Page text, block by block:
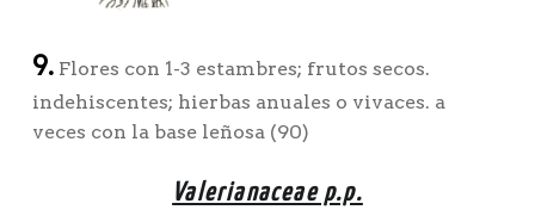
9.Flores con 1-3 estambres; frutos secos.
indehiscentes; hierbas anuales o vivaces. a
veces con la base leñosa (90)
Valerianaceae p.p.